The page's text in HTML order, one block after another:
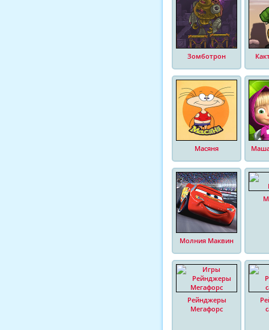
Зомботрон
Масяня
Молния Маквин
Рейнджеры
Мегафорс